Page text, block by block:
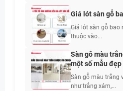
Giá lót sàn gỗ
Giá lót sàn gỗ bao
thuộc vào...
Sàn gỗ màu
một số mẫu đẹp
Sàn gỗ màu trắng
như trắng xám,...